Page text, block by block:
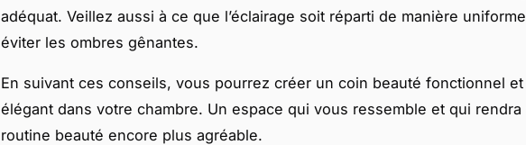
adéquat. Veillez aussi à ce que l’éclairage soit réparti de manière
éviter les ombres gênantes.
En suivant ces conseils, vous pourrez créer un coin beauté fonctionnel et
élégant dans votre chambre. Un espace qui vous ressemble et qui rendra
routine beauté encore plus agréable.